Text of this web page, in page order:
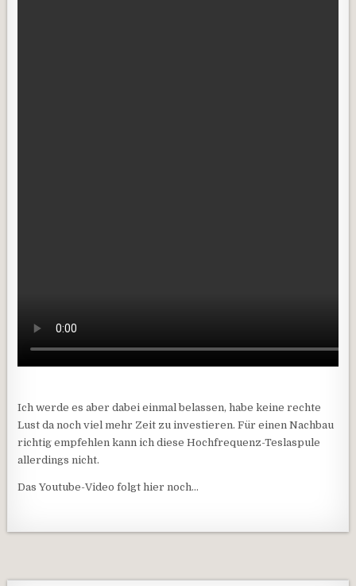
Ich werde es aber dabei einmal belassen, habe keine rechte
Lust da noch viel mehr Zeit zu investieren. Für einen Nachbau
richtig empfehlen kann ich diese Hochfrequenz-Teslaspule
allerdings nicht.
Das Youtube-Video folgt hier noch…